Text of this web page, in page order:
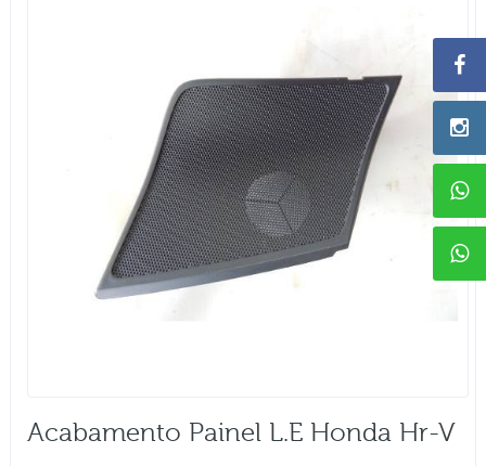
Acabamento Painel L.e Honda Hr-V